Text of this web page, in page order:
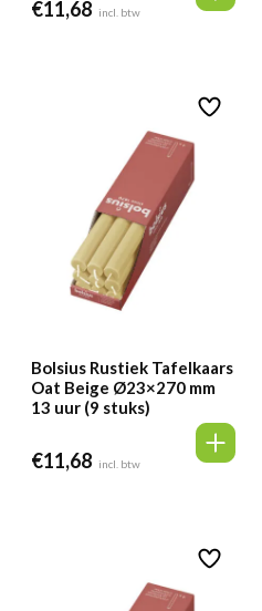
€11,68 incl. btw
Bolsius Rustiek Tafelkaars
Oat Beige Ø23×270 mm
13 uur (9 stuks)
€11,68 incl. btw